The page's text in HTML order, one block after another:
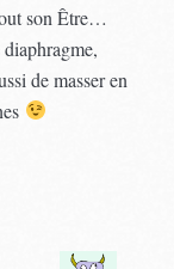
son Être…
de masser en